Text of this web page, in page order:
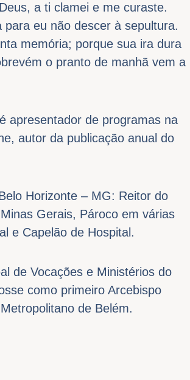
a ti clamei e me curaste.
eu não descer à sepultura.
memória; porque sua ira dura
o pranto de manhã vem a
apresentador de programas na
autor da publicação anual do
Horizonte – MG: Reitor do
Gerais, Pároco em várias
e Capelão de Hospital.
de Vocações e Ministérios do
como primeiro Arcebispo
de Belém.